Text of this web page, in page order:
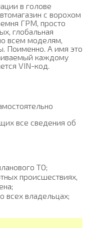
в голове
с ворохом
ГРМ, просто
глобальная
всем моделям,
Поименно. А имя это
каждому
VIN-код.
все сведения об
ТО;
происшествиях,
всех владельцах;